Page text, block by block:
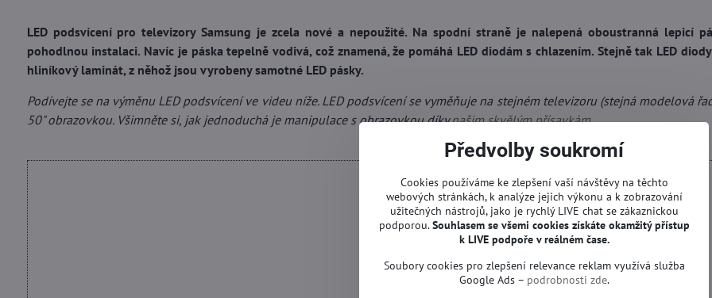
LED podsvícení pro televizory Samsung je zcela nové a nepoužité. Na spodní straně je nalepená oboustranná lepicí
pohodlnou instalaci. Navíc je páska tepelně vodivá, což znamená, že pomáhá LED diodám s chlazením. Stejně tak LED
hliníkový laminát, z něhož jsou vyrobeny samotné LED pásky.
Podívejte se na výměnu LED podsvícení ve videu níže. LED podsvícení se vyměňuje na stejném televizoru (stejná modelová
50" obrazovkou. Všimněte si, jak jednoduchá je manipulace s obrazovkou díkynašim skvělým přísavkám.
Předvolby soukromí
Cookies používáme ke zlepšení vaší návštěvy na těchto
webových stránkách, k analýze jejich výkonu a k zobrazování
užitečných nástrojů, jako je rychlý LIVE chat se zákaznickou
podporou.Souhlasem se všemi cookies získáte okamžitý přístup
k LIVE podpoře v reálném čase.
Soubory cookies pro zlepšení relevance reklam využívá služba
Google Ads – podrobnosti zde.